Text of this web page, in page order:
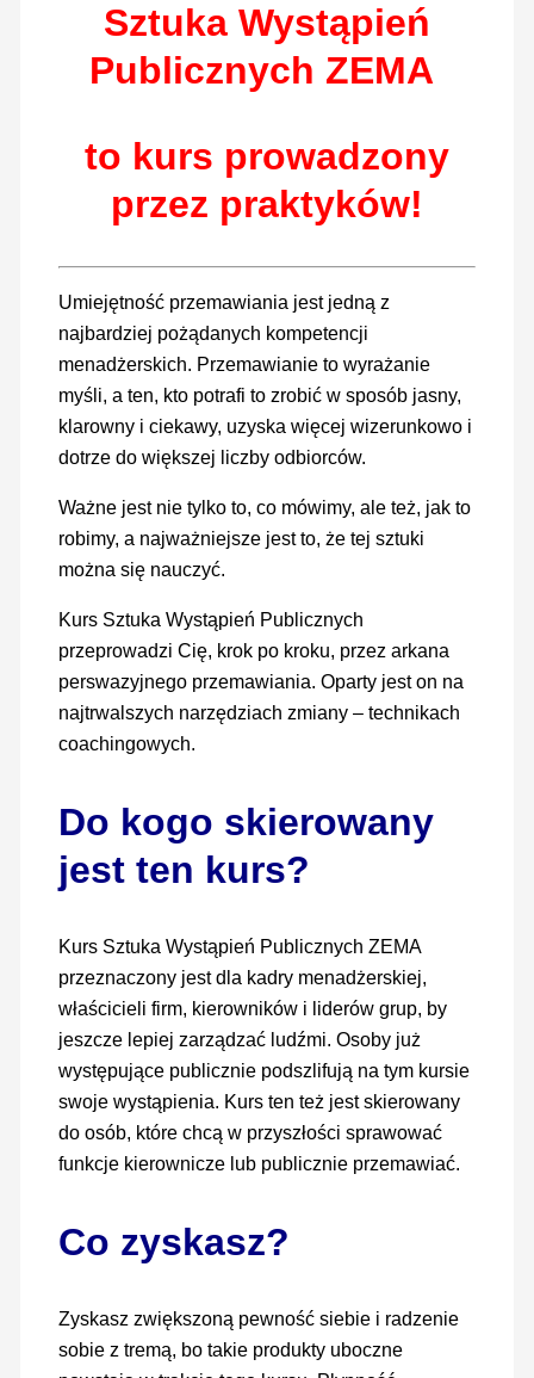
Sztuka Wystąpień
Publicznych ZEMA
to kurs prowadzony
przez praktyków!
Umiejętność przemawiania jest jedną z
najbardziej pożądanych kompetencji
menadżerskich. Przemawianie to wyrażanie
myśli, a ten, kto potrafi to zrobić w sposób jasny,
klarowny i ciekawy, uzyska więcej wizerunkowo i
dotrze do większej liczby odbiorców.
Ważne jest nie tylko to, co mówimy, ale też, jak to
robimy, a najważniejsze jest to, że tej sztuki
można się nauczyć.
Kurs Sztuka Wystąpień Publicznych
przeprowadzi Cię, krok po kroku, przez arkana
perswazyjnego przemawiania. Oparty jest on na
najtrwalszych narzędziach zmiany – technikach
coachingowych.
Do kogo skierowany
jest ten kurs?
Kurs Sztuka Wystąpień Publicznych ZEMA
przeznaczony jest dla kadry menadżerskiej,
właścicieli firm, kierowników i liderów grup, by
jeszcze lepiej zarządzać ludźmi. Osoby już
występujące publicznie podszlifują na tym kursie
swoje wystąpienia. Kurs ten też jest skierowany
do osób, które chcą w przyszłości sprawować
funkcje kierownicze lub publicznie przemawiać.
Co zyskasz?
Zyskasz zwiększoną pewność siebie i radzenie
sobie z tremą, bo takie produkty uboczne